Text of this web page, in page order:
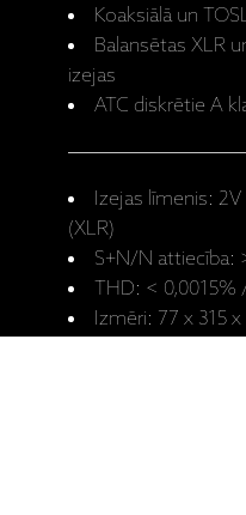
Koaksiālā un
Balansētas XLR
izejas
ATC diskrētie A
Izejas līmenis:
(XLR)
S+N/N attiecība:
THD: < 0,0015%
Izmēri: 77 x 315